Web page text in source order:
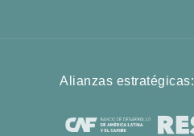
Alianzas estratégicas: